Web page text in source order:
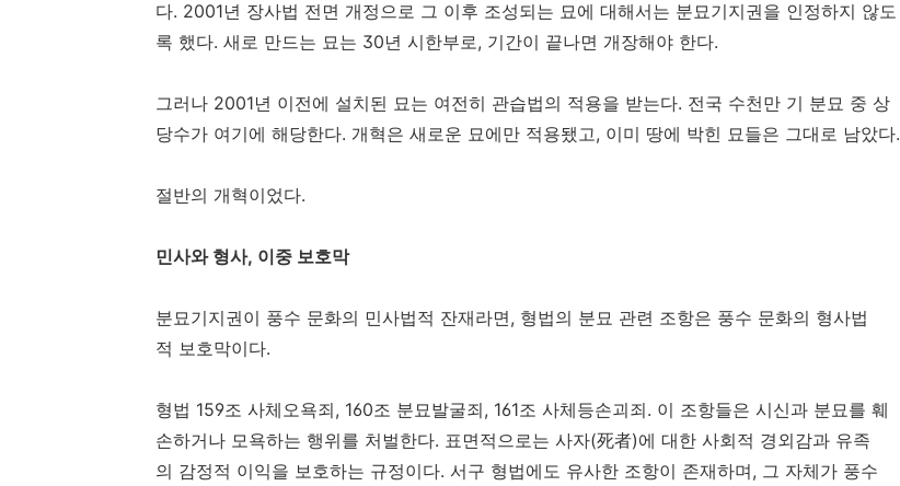
다. 2001년 장사법 전면 개정으로 그 이후 조성되는 묘에 대해서는 분묘기지권을 인정하지 않도
록 했다. 새로 만드는 묘는 30년 시한부로, 기간이 끝나면 개장해야 한다.
그러나 2001년 이전에 설치된 묘는 여전히 관습법의 적용을 받는다. 전국 수천만 기 분묘 중 상
당수가 여기에 해당한다. 개혁은 새로운 묘에만 적용됐고, 이미 땅에 박힌 묘들은 그대로 남았다.
절반의 개혁이었다.
민사와 형사, 이중 보호막
분묘기지권이 풍수 문화의 민사법적 잔재라면, 형법의 분묘 관련 조항은 풍수 문화의 형사법
적 보호막이다.
형법 159조 사체오욕죄, 160조 분묘발굴죄, 161조 사체등손괴죄. 이 조항들은 시신과 분묘를 훼
손하거나 모욕하는 행위를 처벌한다. 표면적으로는 사자(死者)에 대한 사회적 경외감과 유족
의 감정적 이익을 보호하는 규정이다. 서구 형법에도 유사한 조항이 존재하며, 그 자체가 풍수